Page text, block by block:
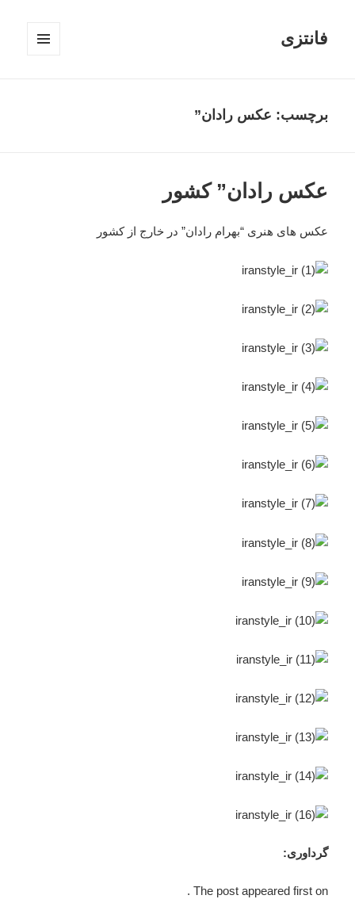
فانتزی
برچسب: عکس رادان”
عکس رادان” کشور
عکس های هنری “بهرام رادان” در خارج از کشور
گرداوری:
The post appeared first on .